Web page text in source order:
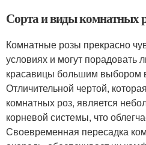
Сорта и виды комнатных
Комнатные розы прекрасно
условиях и могут порадовать
красавицы большим выбором
Отличительной чертой,
комнатных роз, является
корневой системы, что
Своевременная пересадка